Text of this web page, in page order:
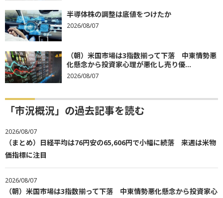
半導体株の調整は底値をつけたか
2026/08/07
（朝）米国市場は3指数揃って下落 中東情勢悪
化懸念から投資家心理が悪化し売り優...
2026/08/07
「市況概況」の過去記事を読む
2026/08/07
（まとめ）日経平均は76円安の65,606円で小幅に続落 来週は米物
価指標に注目
2026/08/07
（朝）米国市場は3指数揃って下落 中東情勢悪化懸念から投資家心